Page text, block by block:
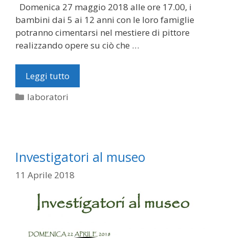
Domenica 27 maggio 2018 alle ore 17.00, i
bambini dai 5 ai 12 anni con le loro famiglie
potranno cimentarsi nel mestiere di pittore
realizzando opere su ciò che …
Leggi tutto
Categorie
laboratori
Investigatori al museo
11 Aprile 2018